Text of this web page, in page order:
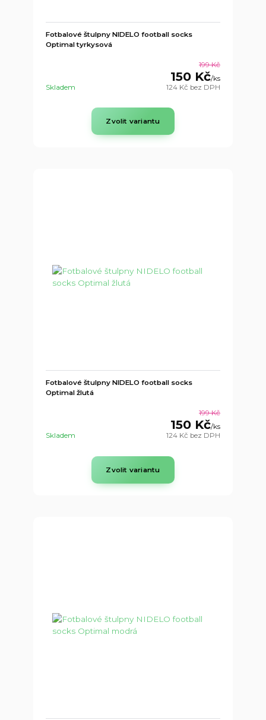
Fotbalové štulpny NIDELO football socks
Optimal tyrkysová
199 Kč
150 Kč/ks
124 Kč bez DPH
Skladem
Zvolit variantu
Fotbalové štulpny NIDELO football socks
Optimal žlutá
199 Kč
150 Kč/ks
124 Kč bez DPH
Skladem
Zvolit variantu